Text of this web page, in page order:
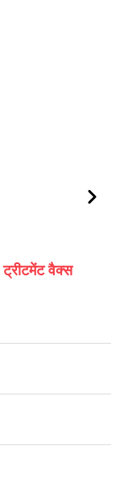
वैक्स